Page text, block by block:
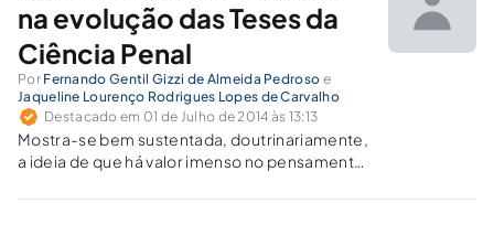
na evolução das Teses da
Ciência Penal
Por Fernando Gentil Gizzi de Almeida Pedroso e
Jaqueline Lourenço Rodrigues Lopes de Carvalho
Destacado em 01 de Julho de 2014 às 13:13
Mostra-se bem sustentada, doutrinariamente,
a ideia de que há valor imenso no pensamento
sistematizadora.